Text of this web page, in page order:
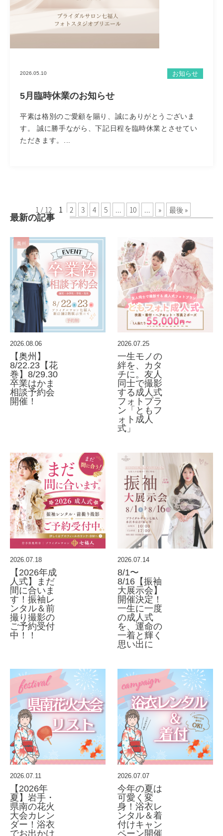
2026.05.10 お知らせ
5月臨時休業のお知らせ
平素は格別のご愛顧を賜り、誠にありがとうございま
す。 誠に勝手ながら、下記日程を臨時休業とさせてい
ただきます。...
1 / 12 1 2 3 4 5 ... 10 ... »
最後 »
最新の記事
2026.08.06
【奥州】
8/22.23【花
巻】8/29.30
卒業はかま
相談予約会
開催！
2026.07.25
一生モノの
絆を、カタ
チに。友人
同士で撮影
する成人式
フォトプラ
ン「ともフ
ォト成人
式」
2026.07.18
【2026年成
人式】まだ
間に合いま
す！振袖レ
ンタル＆前
撮り撮影の
ご予約受付
中！！
2026.07.14
8/1〜
8/16【振袖
大展示会】
開催決定！
一生に一度
の成人式
を、運命の
一着と輝く
思い出に
2026.07.11
【2026年
夏】岩手・
県南の花火
大会カレン
ダー！浴衣
でお出かけ
2026.07.07
今年の夏は
可愛く変
身！浴衣レ
ンタル＆着
付けキャン
ペーン開催